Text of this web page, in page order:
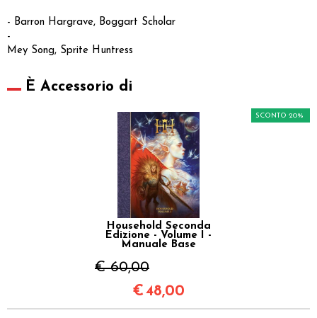
- Barron Hargrave, Boggart Scholar
-
Mey Song, Sprite Huntress
È Accessorio di
Household Seconda
Edizione - Volume I -
Manuale Base
€ 60,00
SCONTO 20%
€48,00